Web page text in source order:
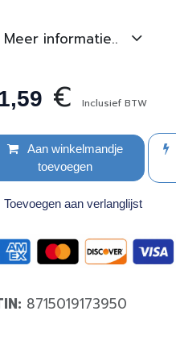
Meer informatie..
€ Inclusief BTW
Aan winkelmandje
toevoegen
Toevoegen aan verlanglijst
8715019173950